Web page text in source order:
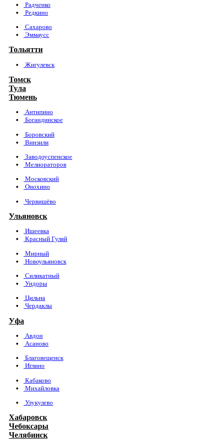
Радченко
Редкино
Сахарово
Эммаусс
Тольятти
Жигулевск
Томск
Тула
Тюмень
Антипино
Богандинское
Боровский
Винзили
Заводоуспенское
Мелиораторов
Московский
Онохино
Червишёво
Ульяновск
Ишеевка
Красный Гуляй
Мирный
Новоульяновск
Силикатный
Ундоры
Цильна
Чердаклы
Уфа
Авдон
Асаново
Благовещенск
Иглино
Кабаково
Михайловка
Улукулево
Хабаровск
Чебоксары
Челябинск